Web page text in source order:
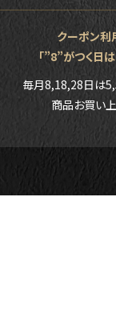
クーポン利
「”8”がつく日
毎月8,18,28日は
商品お買い